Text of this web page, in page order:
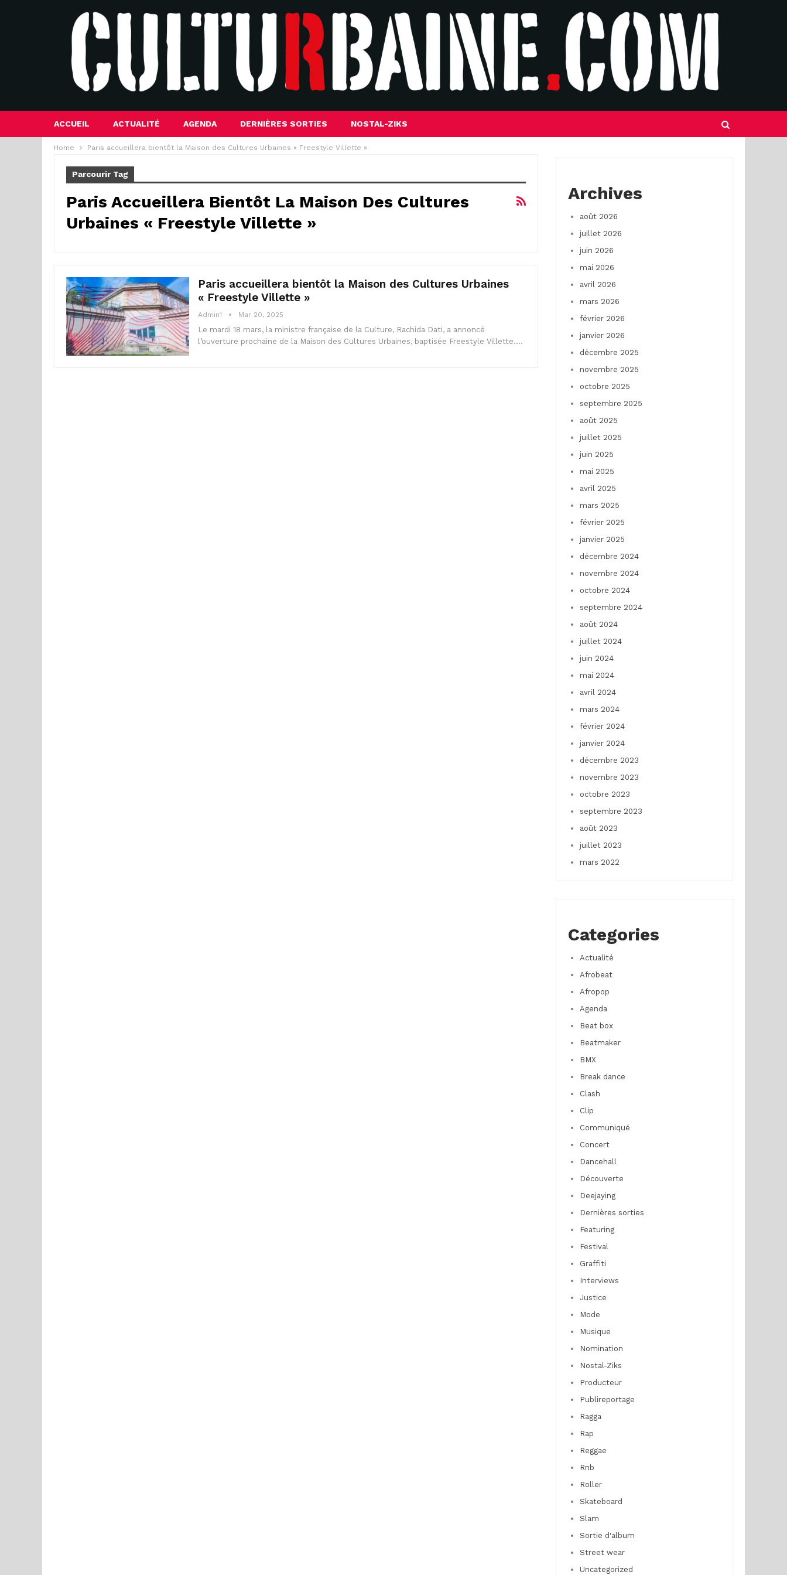
ACCUEIL ACTUALITÉ AGENDA DERNIÈRES SORTIES NOSTAL-ZIKS
Home Paris accueillera bientôt la Maison des Cultures Urbaines « Freestyle Villette »
Parcourir Tag
Paris Accueillera Bientôt La Maison Des Cultures
Urbaines « Freestyle Villette »
Paris accueillera bientôt la Maison des Cultures Urbaines
« Freestyle Villette »
Admin1 Mar 20, 2025
Le mardi 18 mars, la ministre française de la Culture, Rachida Dati, a annoncé
l’ouverture prochaine de la Maison des Cultures Urbaines, baptisée Freestyle Villette.…
Archives
août 2026
juillet 2026
juin 2026
mai 2026
avril 2026
mars 2026
février 2026
janvier 2026
décembre 2025
novembre 2025
octobre 2025
septembre 2025
août 2025
juillet 2025
juin 2025
mai 2025
avril 2025
mars 2025
février 2025
janvier 2025
décembre 2024
novembre 2024
octobre 2024
septembre 2024
août 2024
juillet 2024
juin 2024
mai 2024
avril 2024
mars 2024
février 2024
janvier 2024
décembre 2023
novembre 2023
octobre 2023
septembre 2023
août 2023
juillet 2023
mars 2022
Categories
Actualité
Afrobeat
Afropop
Agenda
Beat box
Beatmaker
BMX
Break dance
Clash
Clip
Communiqué
Concert
Dancehall
Découverte
Deejaying
Dernières sorties
Featuring
Festival
Graffiti
Interviews
Justice
Mode
Musique
Nomination
Nostal-Ziks
Producteur
Publireportage
Ragga
Rap
Reggae
Rnb
Roller
Skateboard
Slam
Sortie d'album
Street wear
Uncategorized